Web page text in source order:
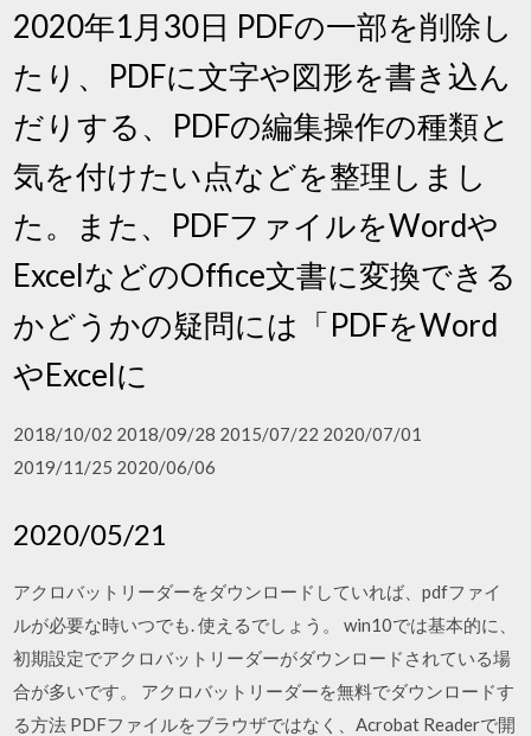
2020年1月30日 PDFの一部を削除し
たり、PDFに文字や図形を書き込ん
だりする、PDFの編集操作の種類と
気を付けたい点などを整理しまし
た。また、PDFファイルをWordや
ExcelなどのOffice文書に変換できる
かどうかの疑問には「PDFをWord
やExcelに
2018/10/02 2018/09/28 2015/07/22 2020/07/01
2019/11/25 2020/06/06
2020/05/21
アクロバットリーダーをダウンロードしていれば、pdfファイ
ルが必要な時いつでも. 使えるでしょう。 win10では基本的に、
初期設定でアクロバットリーダーがダウンロードされている場
合が多いです。 アクロバットリーダーを無料でダウンロードす
る方法 PDFファイルをブラウザではなく、Acrobat Readerで開